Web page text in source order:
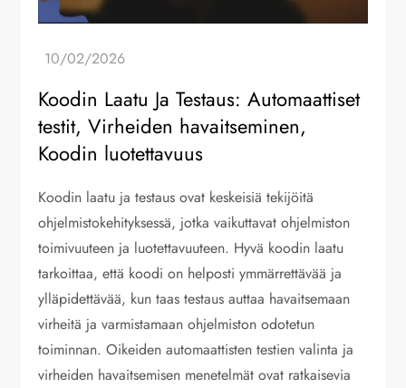
Koodin Laatu Ja Testaus: Automaattiset
testit, Virheiden havaitseminen,
Koodin luotettavuus
Koodin laatu ja testaus ovat keskeisiä tekijöitä
ohjelmistokehityksessä, jotka vaikuttavat ohjelmiston
toimivuuteen ja luotettavuuteen. Hyvä koodin laatu
tarkoittaa, että koodi on helposti ymmärrettävää ja
ylläpidettävää, kun taas testaus auttaa havaitsemaan
virheitä ja varmistamaan ohjelmiston odotetun
toiminnan. Oikeiden automaattisten testien valinta ja
virheiden havaitsemisen menetelmät ovat ratkaisevia